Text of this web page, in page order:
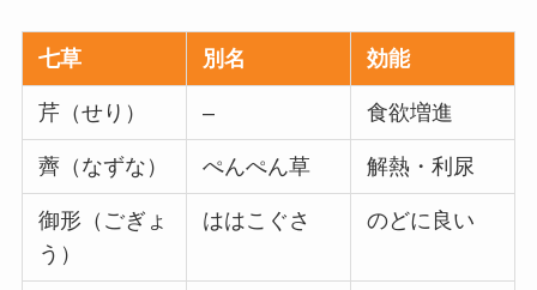
七草 別名 効能
芹（せり） – 食欲増進
薺（なずな） ぺんぺん草 解熱・利尿
御形（ごぎょ
う）
ははこぐさ のどに良い